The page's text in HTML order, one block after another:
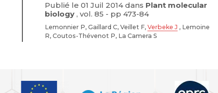
Publié le 01 Juil 2014 dans Plant molecular
biology , vol. 85 - pp 473-84
Lemonnier P, Gaillard C, Veillet F, Verbeke J , Lemoine
R, Coutos-Thévenot P, La Camera S